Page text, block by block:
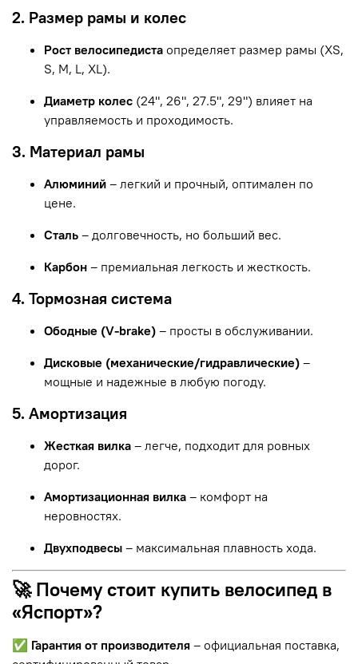
2. Размер рамы и колес
Рост велосипедиста определяет размер рамы (XS,
S, M, L, XL).
Диаметр колес (24", 26", 27.5", 29") влияет на
управляемость и проходимость.
3. Материал рамы
Алюминий – легкий и прочный, оптимален по
цене.
Сталь – долговечность, но больший вес.
Карбон – премиальная легкость и жесткость.
4. Тормозная система
Ободные (V-brake) – просты в обслуживании.
Дисковые (механические/гидравлические) –
мощные и надежные в любую погоду.
5. Амортизация
Жесткая вилка – легче, подходит для ровных
дорог.
Амортизационная вилка – комфорт на
неровностях.
Двухподвесы – максимальная плавность хода.
🚀 Почему стоит купить велосипед в
«Яспорт»?
✅ Гарантия от производителя – официальная поставка,